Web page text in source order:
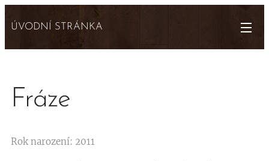
ÚVODNÍ STRÁNKA
Fráze
Rok narození: 2011